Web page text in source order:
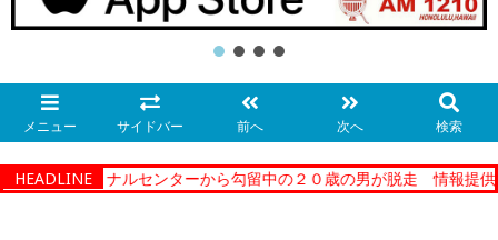
メニュー サイドバー 前へ 次へ 検索
HEADLINE
コレクショナルセンターから勾留中の２０歳の男が脱走 情報提供